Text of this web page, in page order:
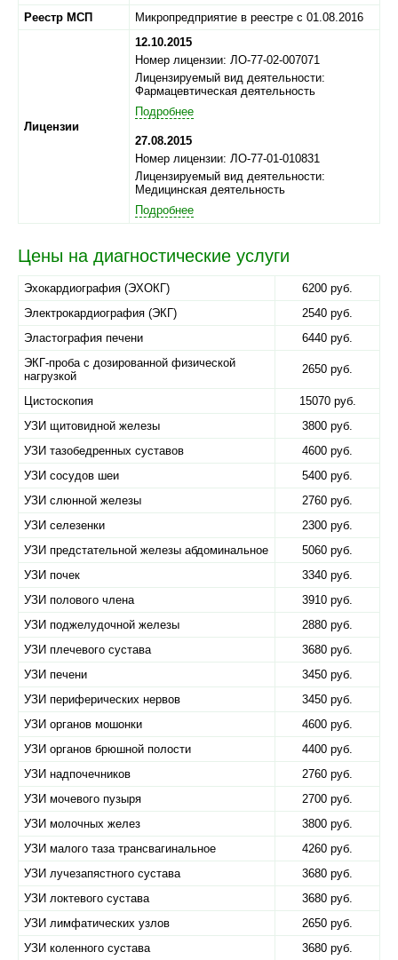
Реестр МСП
Микропредприятие в реестре с 01.08.2016
Лицензии
12.10.2015
Номер лицензии: ЛО-77-02-007071
Лицензируемый вид деятельности:
Фармацевтическая деятельность
Подробнее
27.08.2015
Номер лицензии: ЛО-77-01-010831
Лицензируемый вид деятельности:
Медицинская деятельность
Подробнее
Цены на диагностические услуги
Эхокардиография (ЭХОКГ)
6200 руб.
Электрокардиография (ЭКГ)
2540 руб.
Эластография печени
6440 руб.
ЭКГ-проба с дозированной физической
нагрузкой
2650 руб.
Цистоскопия
15070 руб.
УЗИ щитовидной железы
3800 руб.
УЗИ тазобедренных суставов
4600 руб.
УЗИ сосудов шеи
5400 руб.
УЗИ слюнной железы
2760 руб.
УЗИ селезенки
2300 руб.
УЗИ предстательной железы абдоминальное
5060 руб.
УЗИ почек
3340 руб.
УЗИ полового члена
3910 руб.
УЗИ поджелудочной железы
2880 руб.
УЗИ плечевого сустава
3680 руб.
УЗИ печени
3450 руб.
УЗИ периферических нервов
3450 руб.
УЗИ органов мошонки
4600 руб.
УЗИ органов брюшной полости
4400 руб.
УЗИ надпочечников
2760 руб.
УЗИ мочевого пузыря
2700 руб.
УЗИ молочных желез
3800 руб.
УЗИ малого таза трансвагинальное
4260 руб.
УЗИ лучезапястного сустава
3680 руб.
УЗИ локтевого сустава
3680 руб.
УЗИ лимфатических узлов
2650 руб.
УЗИ коленного сустава
3680 руб.